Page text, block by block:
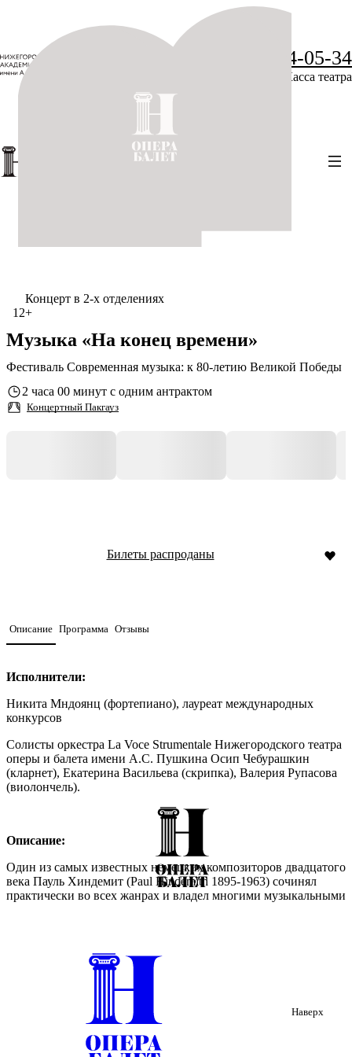
+7 (831) 234-05-34
Касса театра
Концерт в 2-х отделениях
12+
Музыка «На конец времени»
Фестиваль Современная музыка: к 80-летию Великой Победы
2 часа 00 минут с одним антрактом
Концертный Пакгауз
Билеты распроданы
Описание Программа Отзывы
Исполнители:
Никита Мндоянц (фортепиано), лауреат международных
конкурсов
Солисты оркестра La Voce Strumentale Нижегородского театра
оперы и балета имени А.С. Пушкина Осип Чебурашкин
(кларнет), Екатерина Васильева (скрипка), Валерия Рупасова
(виолончель).
Описание:
Один из самых известных немецких композиторов двадцатого
века Пауль Хиндемит (Paul Hindemith 1895-1963) сочинял
практически во всех жанрах и владел многими музыкальными
одновременно писал музыку и дирижировал исполнением
своих произведений. Он преподавал в Берлинской Высшей
изменилось в Германии с приходом к власти нацистского
режима. Музыка Хиндемита не исполнялась, как «не
отвечающая художественной политике новой власти».
Композитор эмигрировал сначала в Швейцарию, а затем в
Америку, где прожил 15 лет. В 1938 году, под впечатлением от
Наверх